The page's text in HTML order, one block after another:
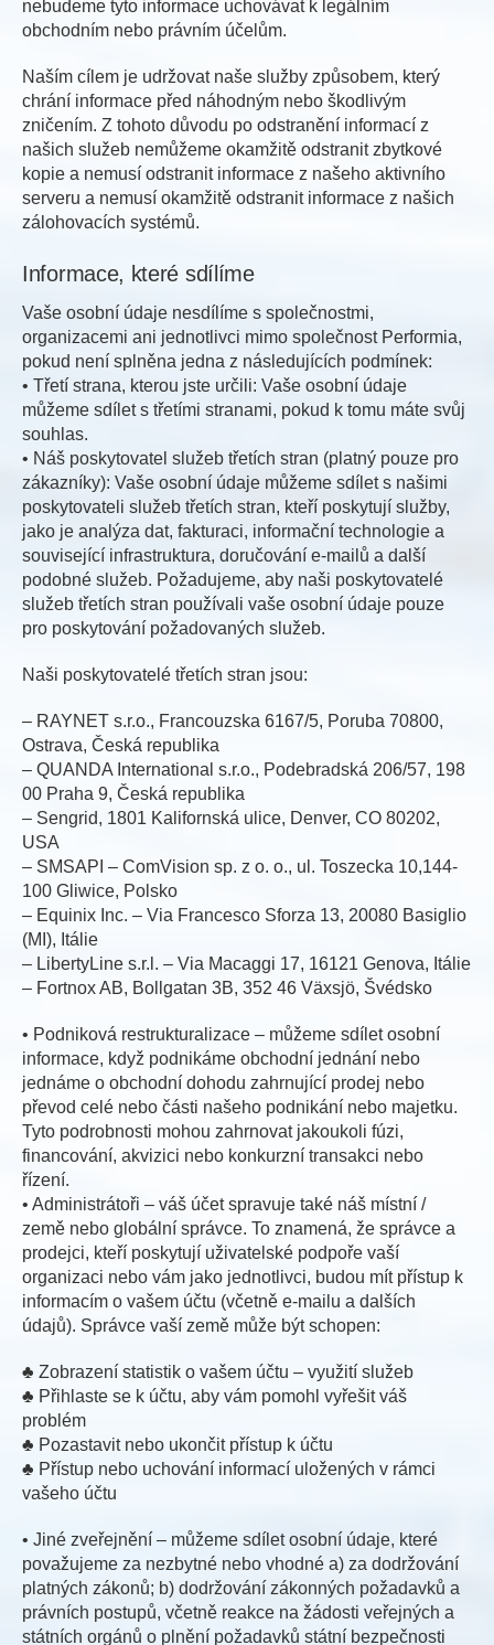
nebudeme tyto informace uchovávat k legálním
obchodním nebo právním účelům.
Naším cílem je udržovat naše služby způsobem, který
chrání informace před náhodným nebo škodlivým
zničením. Z tohoto důvodu po odstranění informací z
našich služeb nemůžeme okamžitě odstranit zbytkové
kopie a nemusí odstranit informace z našeho aktivního
serveru a nemusí okamžitě odstranit informace z našich
zálohovacích systémů.
Informace, které sdílíme
Vaše osobní údaje nesdílíme s společnostmi,
organizacemi ani jednotlivci mimo společnost Performia,
pokud není splněna jedna z následujících podmínek:
• Třetí strana, kterou jste určili: Vaše osobní údaje
můžeme sdílet s třetími stranami, pokud k tomu máte svůj
souhlas.
• Náš poskytovatel služeb třetích stran (platný pouze pro
zákazníky): Vaše osobní údaje můžeme sdílet s našimi
poskytovateli služeb třetích stran, kteří poskytují služby,
jako je analýza dat, fakturaci, informační technologie a
související infrastruktura, doručování e-mailů a další
podobné služeb. Požadujeme, aby naši poskytovatelé
služeb třetích stran používali vaše osobní údaje pouze
pro poskytování požadovaných služeb.
Naši poskytovatelé třetích stran jsou:
– RAYNET s.r.o., Francouzska 6167/5, Poruba 70800,
Ostrava, Česká republika
– QUANDA International s.r.o., Podebradská 206/57, 198
00 Praha 9, Česká republika
– Sengrid, 1801 Kalifornská ulice, Denver, CO 80202,
USA
– SMSAPI – ComVision sp. z o. o., ul. Toszecka 10,144-
100 Gliwice, Polsko
– Equinix Inc. – Via Francesco Sforza 13, 20080 Basiglio
(MI), Itálie
– LibertyLine s.r.l. – Via Macaggi 17, 16121 Genova, Itálie
– Fortnox AB, Bollgatan 3B, 352 46 Växsjö, Švédsko
• Podniková restrukturalizace – můžeme sdílet osobní
informace, když podnikáme obchodní jednání nebo
jednáme o obchodní dohodu zahrnující prodej nebo
převod celé nebo části našeho podnikání nebo majetku.
Tyto podrobnosti mohou zahrnovat jakoukoli fúzi,
financování, akvizici nebo konkurzní transakci nebo
řízení.
• Administrátoři – váš účet spravuje také náš místní /
země nebo globální správce. To znamená, že správce a
prodejci, kteří poskytují uživatelské podpoře vaší
organizaci nebo vám jako jednotlivci, budou mít přístup k
informacím o vašem účtu (včetně e-mailu a dalších
údajů). Správce vaší země může být schopen:
♣ Zobrazení statistik o vašem účtu – využití služeb
♣ Přihlaste se k účtu, aby vám pomohl vyřešit váš
problém
♣ Pozastavit nebo ukončit přístup k účtu
♣ Přístup nebo uchování informací uložených v rámci
vašeho účtu
• Jiné zveřejnění – můžeme sdílet osobní údaje, které
považujeme za nezbytné nebo vhodné a) za dodržování
platných zákonů; b) dodržování zákonných požadavků a
právních postupů, včetně reakce na žádosti veřejných a
státních orgánů o plnění požadavků státní bezpečnosti